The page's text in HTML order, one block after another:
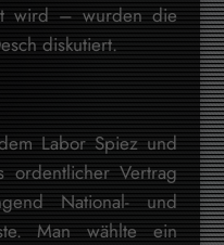
wird – wurden die
diskutiert.
Labor Spiez und
Vertrag
National- und
Man wählte ein